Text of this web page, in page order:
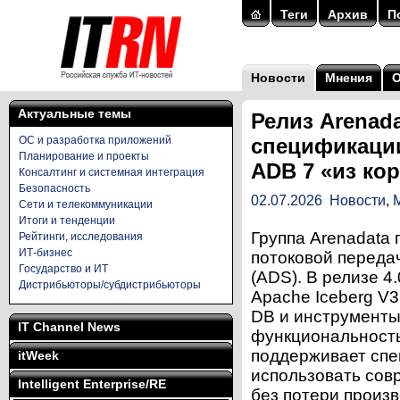
Теги Архив
Новости Мнения
Актуальные темы
ОС и разработка приложений
Планирование и проекты
Консалтинг и системная интеграция
Безопасность
Сети и телекоммуникации
Итоги и тенденции
Рейтинги, исследования
ИТ-бизнес
Государство и ИТ
Дистрибьюторы/субдистрибьюторы
IT Channel News
itWeek
Intelligent Enterprise/RE
Релиз
ADB 7 «из
02.07.2026 Новости,
Группа
потоковой
(ADS). В релизе
Apache Iceberg
DB и
поддерживает
использовать
без потери